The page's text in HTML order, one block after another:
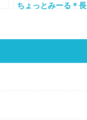
ちょっとみーる＊長